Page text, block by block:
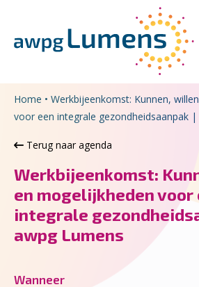
Home • Werkbijeenkomst: Kunnen,
voor een integrale gezondheidsaanpak
Terug naar agenda
Werkbijeenkomst:
en mogelijkheden voor
integrale
awpg Lumens
Wanneer